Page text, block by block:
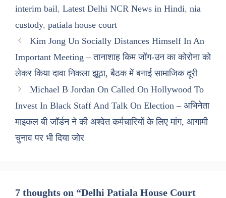
interim bail, Latest Delhi NCR News in Hindi, nia
custody, patiala house court
Kim Jong Un Socially Distances Himself In An
Important Meeting – तानाशाह किम जोंग-उन का कोरोना को
लेकर किया दावा निकला झूठा, बैठक में बनाई सामाजिक दूरी
Michael B Jordan On Called On Hollywood To
Invest In Black Staff And Talk On Election – अभिनेता
माइकल बी जॉर्डन ने की अश्वेत कर्मचारियों के लिए मांग, आगामी
चुनाव पर भी दिया जोर
7 thoughts on “Delhi Patiala House Court